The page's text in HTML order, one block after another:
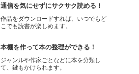
通信を気にせずにサクサク読める！
作品をダウンロードすれば、いつでもど
こでも読書が楽しめます。
本棚を作って本の整理ができる！
ジャンルや作家ごとなどに本を分類し
て、鍵もかけられます。